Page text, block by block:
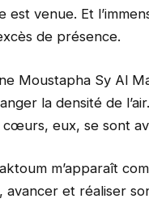
est venue. Et
de présence.
Moustapha Sy Al
la densité de
eux, se sont
m’apparaît
et réaliser